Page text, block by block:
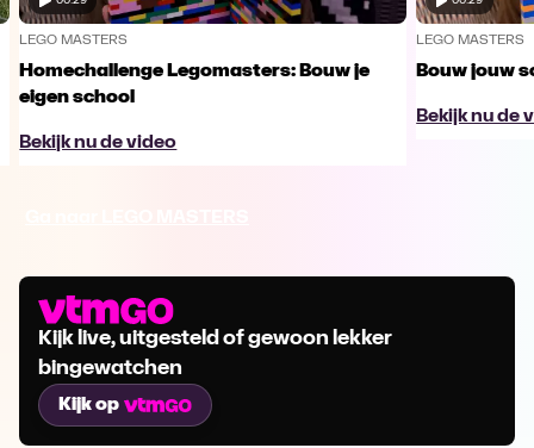
LEGO MASTERS
Homechallenge Legomasters: Bouw je
eigen school
Bekijk nu de video
LEGO MASTERS
Bouw jouw
Bekijk nu de
Kijk live, uitgesteld of gewoon lekker
bingewatchen
Kijk op